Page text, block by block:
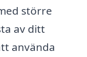
större
av ditt
använda